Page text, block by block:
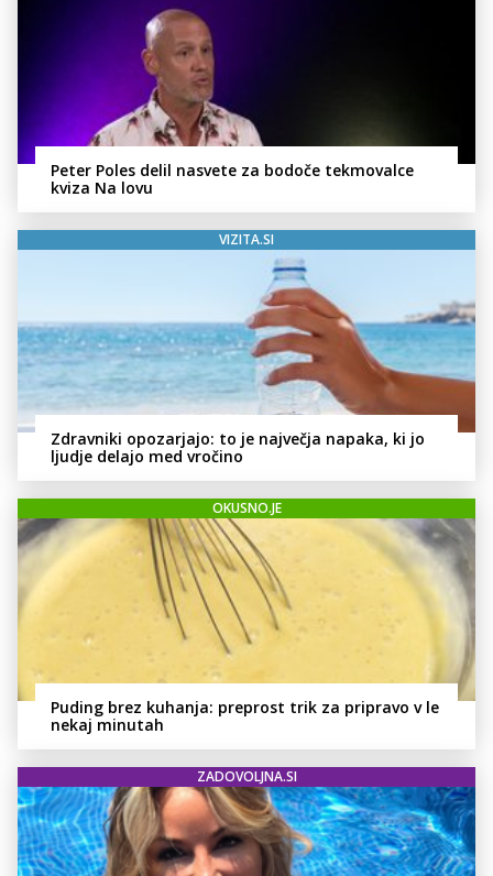
Peter Poles delil nasvete za bodoče tekmovalce
kviza Na lovu
VIZITA.SI
Zdravniki opozarjajo: to je največja napaka, ki jo
ljudje delajo med vročino
OKUSNO.JE
Puding brez kuhanja: preprost trik za pripravo v le
nekaj minutah
ZADOVOLJNA.SI